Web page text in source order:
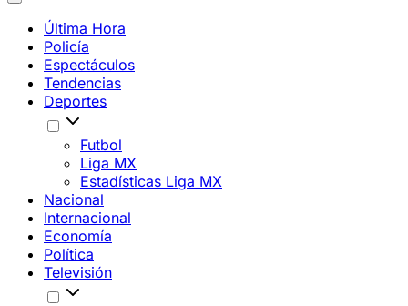
Última Hora
Policía
Espectáculos
Tendencias
Deportes
Futbol
Liga MX
Estadísticas Liga MX
Nacional
Internacional
Economía
Política
Televisión